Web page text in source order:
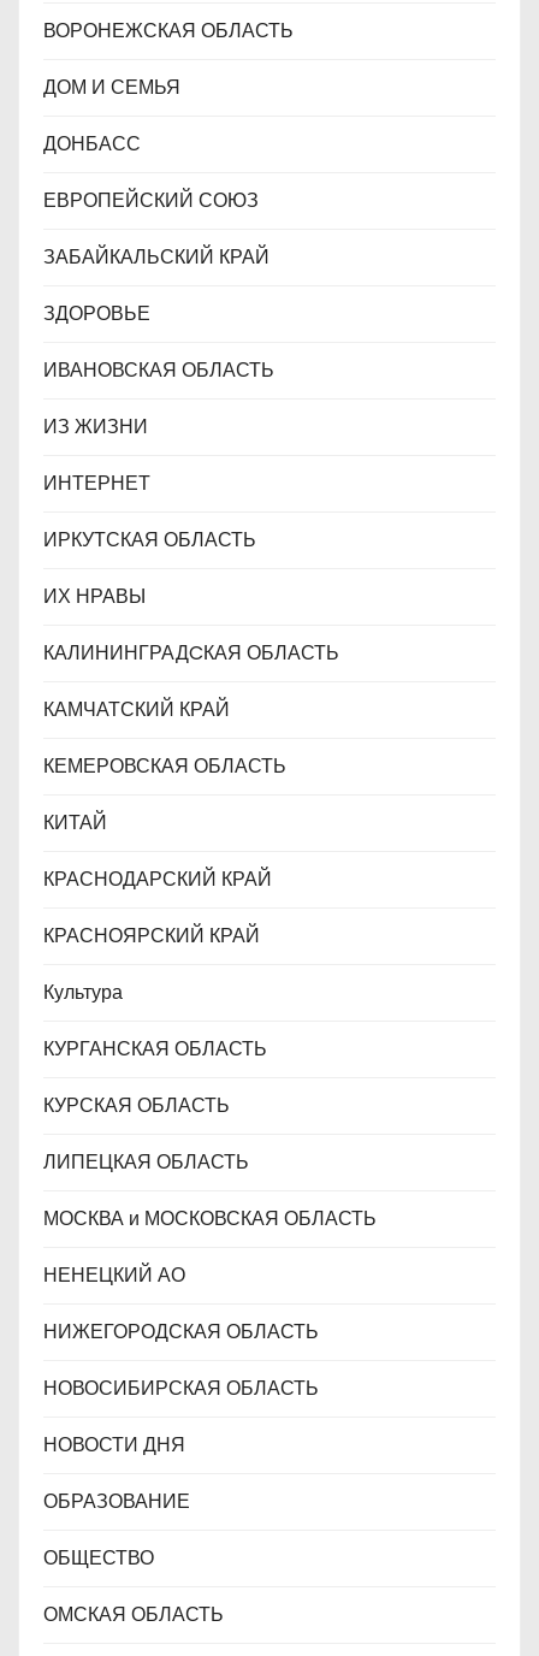
ВОРОНЕЖСКАЯ ОБЛАСТЬ
ДОМ И СЕМЬЯ
ДОНБАСС
ЕВРОПЕЙСКИЙ СОЮЗ
ЗАБАЙКАЛЬСКИЙ КРАЙ
ЗДОРОВЬЕ
ИВАНОВСКАЯ ОБЛАСТЬ
ИЗ ЖИЗНИ
ИНТЕРНЕТ
ИРКУТСКАЯ ОБЛАСТЬ
ИХ НРАВЫ
КАЛИНИНГРАДCКАЯ ОБЛАСТЬ
КАМЧАТСКИЙ КРАЙ
КЕМЕРОВСКАЯ ОБЛАСТЬ
КИТАЙ
КРАСНОДАРСКИЙ КРАЙ
КРАСНОЯРСКИЙ КРАЙ
Культура
КУРГАНСКАЯ ОБЛАСТЬ
КУРСКАЯ ОБЛАСТЬ
ЛИПЕЦКАЯ ОБЛАСТЬ
МОСКВА и МОСКОВСКАЯ ОБЛАСТЬ
НЕНЕЦКИЙ АО
НИЖЕГОРОДСКАЯ ОБЛАСТЬ
НОВОСИБИРСКАЯ ОБЛАСТЬ
НОВОСТИ ДНЯ
ОБРАЗОВАНИЕ
ОБЩЕСТВО
ОМСКАЯ ОБЛАСТЬ